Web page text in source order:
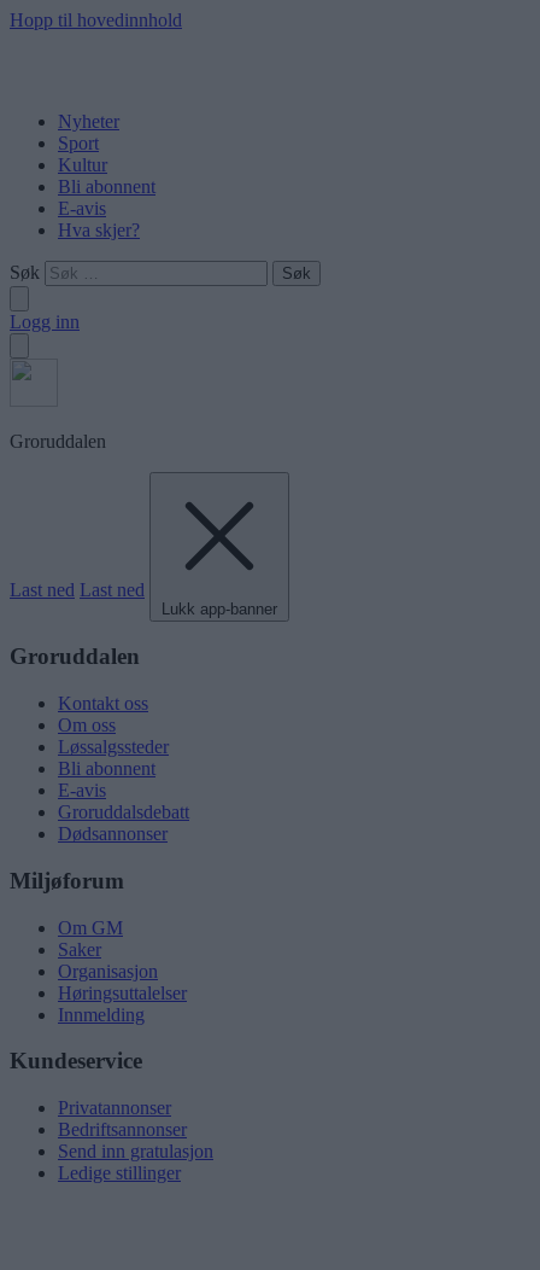
Hopp til hovedinnhold
Nyheter
Sport
Kultur
Bli abonnent
E-avis
Hva skjer?
Søk
Logg inn
Groruddalen
Last ned Last ned
Lukk app-banner
Groruddalen
Kontakt oss
Om oss
Løssalgssteder
Bli abonnent
E-avis
Groruddalsdebatt
Dødsannonser
Miljøforum
Om GM
Saker
Organisasjon
Høringsuttalelser
Innmelding
Kundeservice
Privatannonser
Bedriftsannonser
Send inn gratulasjon
Ledige stillinger